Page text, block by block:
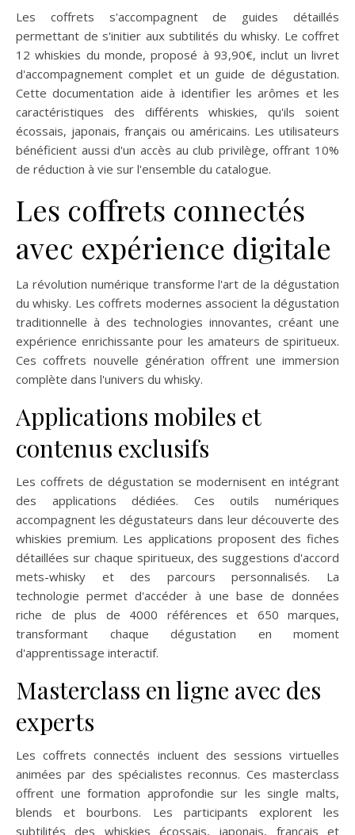
Les coffrets s'accompagnent de guides détaillés
permettant de s'initier aux subtilités du whisky. Le coffret
12 whiskies du monde, proposé à 93,90€, inclut un livret
d'accompagnement complet et un guide de dégustation.
Cette documentation aide à identifier les arômes et les
caractéristiques des différents whiskies, qu'ils soient
écossais, japonais, français ou américains. Les utilisateurs
bénéficient aussi d'un accès au club privilège, offrant 10%
de réduction à vie sur l'ensemble du catalogue.
Les coffrets connectés
avec expérience digitale
La révolution numérique transforme l'art de la dégustation
du whisky. Les coffrets modernes associent la dégustation
traditionnelle à des technologies innovantes, créant une
expérience enrichissante pour les amateurs de spiritueux.
Ces coffrets nouvelle génération offrent une immersion
complète dans l'univers du whisky.
Applications mobiles et
contenus exclusifs
Les coffrets de dégustation se modernisent en intégrant
des applications dédiées. Ces outils numériques
accompagnent les dégustateurs dans leur découverte des
whiskies premium. Les applications proposent des fiches
détaillées sur chaque spiritueux, des suggestions d'accord
mets-whisky et des parcours personnalisés. La
technologie permet d'accéder à une base de données
riche de plus de 4000 références et 650 marques,
transformant chaque dégustation en moment
d'apprentissage interactif.
Masterclass en ligne avec des
experts
Les coffrets connectés incluent des sessions virtuelles
animées par des spécialistes reconnus. Ces masterclass
offrent une formation approfondie sur les single malts,
blends et bourbons. Les participants explorent les
subtilités des whiskies écossais, japonais, français et